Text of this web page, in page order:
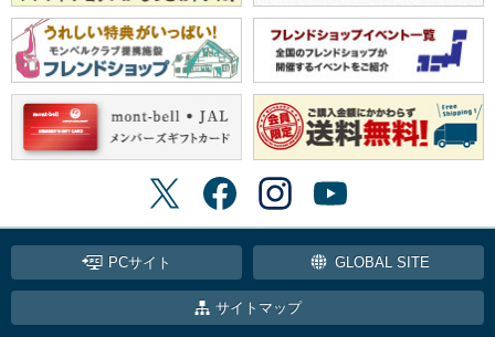
PCサイト GLOBAL SITE
サイトマップ